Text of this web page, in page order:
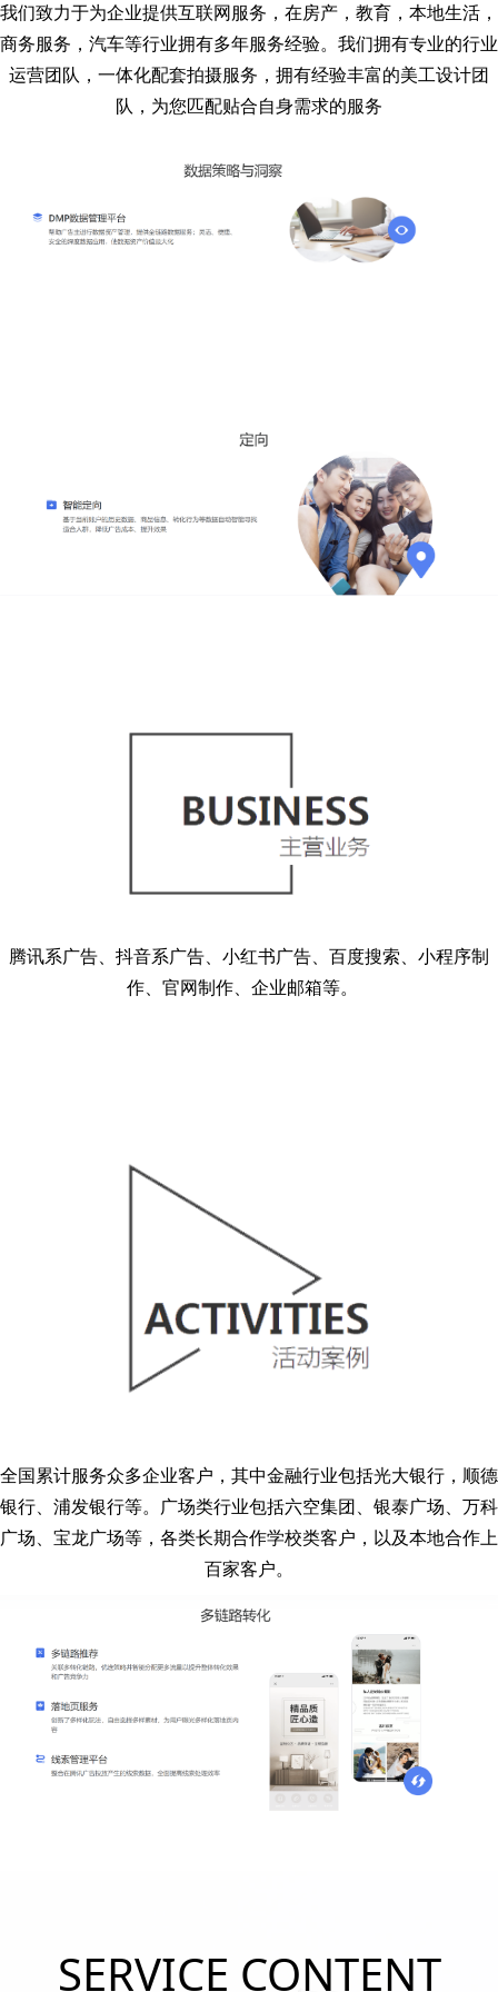
SERVICE CONTENT
我们致力于为企业提供互联网服务，在房产，教育，本地生活，
商务服务，汽车等行业拥有多年服务经验。我们拥有专业的行业
运营团队，一体化配套拍摄服务，拥有经验丰富的美工设计团
队，为您匹配贴合自身需求的服务
腾讯系广告、抖音系广告、小红书广告、百度搜索、小程序制
作、官网制作、企业邮箱等。
全国累计服务众多企业客户，其中金融行业包括光大银行，顺德
银行、浦发银行等。广场类行业包括六空集团、银泰广场、万科
广场、宝龙广场等，各类长期合作学校类客户，以及本地合作上
百家客户。